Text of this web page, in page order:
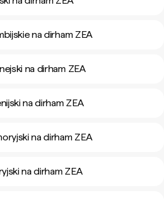
na dirham ZEA
na dirham ZEA
na dirham ZEA
na dirham ZEA
na dirham ZEA